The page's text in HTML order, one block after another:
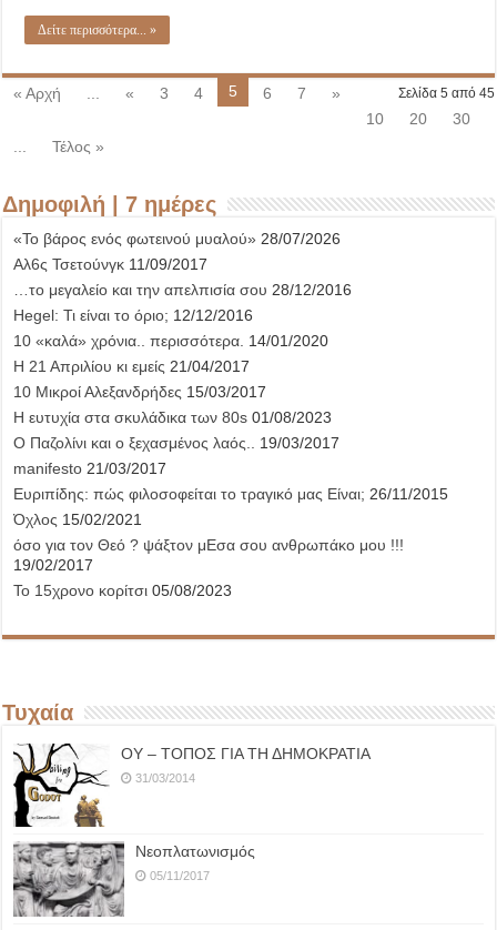
Δείτε περισσότερα... »
Σελίδα 5 από 45
« Αρχή « 3 4 5 6 7
»
10
20
30
Τέλος »
Δημοφιλή | 7 ημέρες
«Το βάρος ενός φωτεινού μυαλού» 28/07/2026
Αλ6ς Τσετούνγκ 11/09/2017
…το μεγαλείο και την απελπισία σου 28/12/2016
Hegel: Τι είναι το όριο; 12/12/2016
10 «καλά» χρόνια.. περισσότερα. 14/01/2020
Η 21 Απριλίου κι εμείς 21/04/2017
10 Μικροί Αλεξανδρήδες 15/03/2017
Η ευτυχία στα σκυλάδικα των 80s 01/08/2023
Ο Παζολίνι και ο ξεχασμένος λαός..
19/03/2017
manifesto 21/03/2017
Ευριπίδης: πώς φιλοσοφείται το τραγικό μας Είναι; 26/11/2015
Όχλος 15/02/2021
όσο για τον Θεό ? ψάξτον μΕσα σου ανθρωπάκο μου !!!
19/02/2017
Το 15χρονο κορίτσι 05/08/2023
Τυχαία
ΟΥ – ΤΟΠΟΣ ΓΙΑ ΤΗ ΔΗΜΟΚΡΑΤΙΑ
31/03/2014
Νεοπλατωνισμός
05/11/2017